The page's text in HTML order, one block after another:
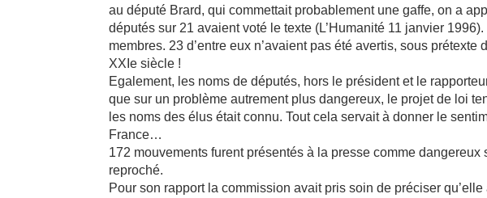
au député Brard, qui commettait probablement une gaffe, on a
députés sur 21 avaient voté le texte (L’Humanité 11 janvier
membres. 23 d’entre eux n’avaient pas été avertis, sous prétexte
XXIe siècle !
Egalement, les noms de députés, hors le président et le
que sur un problème autrement plus dangereux, le projet de loi
les noms des élus était connu. Tout cela servait à donner le
France…
172 mouvements furent présentés à la presse comme dangereux
reproché.
Pour son rapport la commission avait pris soin de préciser